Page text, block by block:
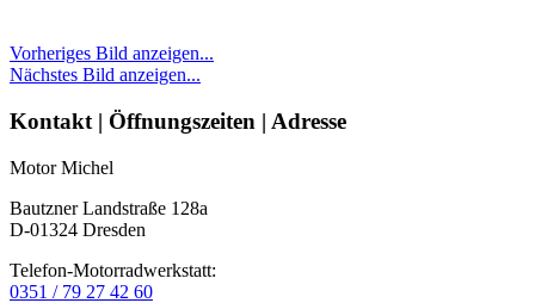
Vorheriges Bild anzeigen...
Nächstes Bild anzeigen...
Seitenleiste
Kontakt | Öffnungszeiten | Adresse
Motor Michel
Bautzner Landstraße 128a
D-01324 Dresden
Telefon-Motorradwerkstatt:
0351 / 79 27 42 60